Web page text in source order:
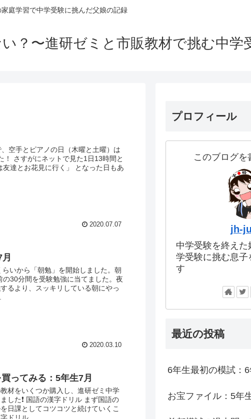
庭学習で中学受験に挑んだ父娘の記録
？〜進研ゼミと市販教材で挑む中学
空手とピアノの日（木曜と土曜）は
！ さすがにネットで見た1日13時間と
達とお花見に行く」 となった日もあ
2020.07.07
いから「朝勉」を開始しました。朝
30分間を受験勉強に当てました。夜
るより、スッキリしている朝にやっ
2020.03.10
ってみる：5年生7月
材をいくつか購入し、進研ゼミ中学
した❗ 国語の漢字ドリル まず国語の
日課としてコツコツと続けていくこ
ドリル...
プロフィール
このブログを
jh-
中学受験を終え
学受験に挑む息
す
最近の投稿
6年生最初の模試：6
お宝ファイル：5年